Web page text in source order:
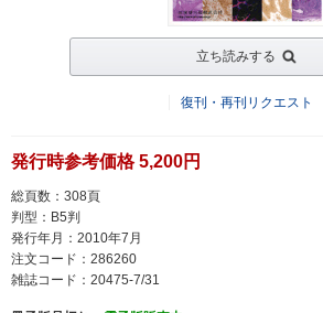
立ち読みする
復刊・再刊リクエスト
発行時参考価格 5,200円
総頁数：308頁
判型：B5判
発行年月：2010年7月
注文コード：286260
雑誌コード：20475-7/31